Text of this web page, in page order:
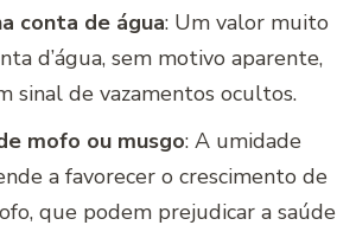
conta de água: Um valor muito
d’água, sem motivo aparente,
sinal de vazamentos ocultos.
mofo ou musgo: A umidade
a favorecer o crescimento de
que podem prejudicar a saúde